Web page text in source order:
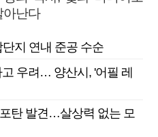
아난다
지 연내 준공 수순
우려… 양산시, '어필 레
탄 발견…살상력 없는 모